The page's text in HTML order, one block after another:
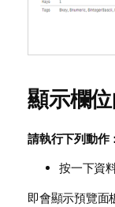
顯示欄
請執行下列動作：
按一下資
即會顯示預覽面